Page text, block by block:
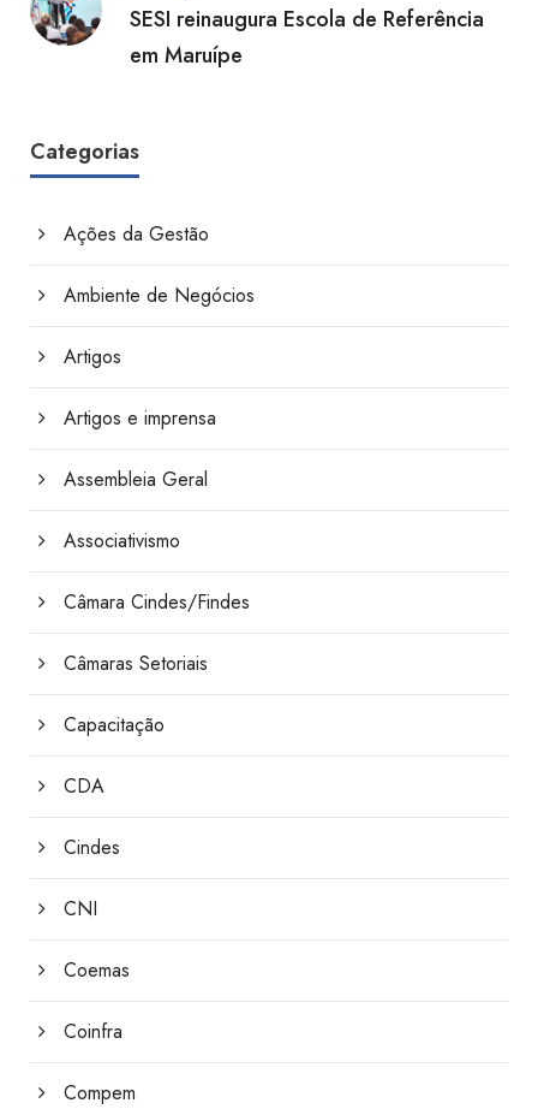
SESI reinaugura Escola de Referência
em Maruípe
Categorias
Ações da Gestão
Ambiente de Negócios
Artigos
Artigos e imprensa
Assembleia Geral
Associativismo
Câmara Cindes/Findes
Câmaras Setoriais
Capacitação
CDA
Cindes
CNI
Coemas
Coinfra
Compem